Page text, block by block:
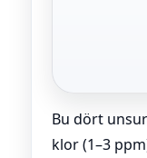
Bu dört
klor (1–3